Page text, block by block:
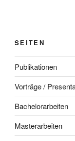
SEITEN
Publikationen
Vorträge /
Bachelorarbeiten
Masterarbeiten